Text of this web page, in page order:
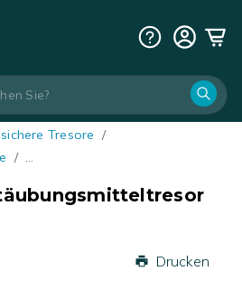
Tresore /
/ …
Drucken